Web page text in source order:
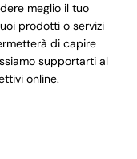
meglio il tuo
prodotti o servizi
di capire
supportarti al
online.